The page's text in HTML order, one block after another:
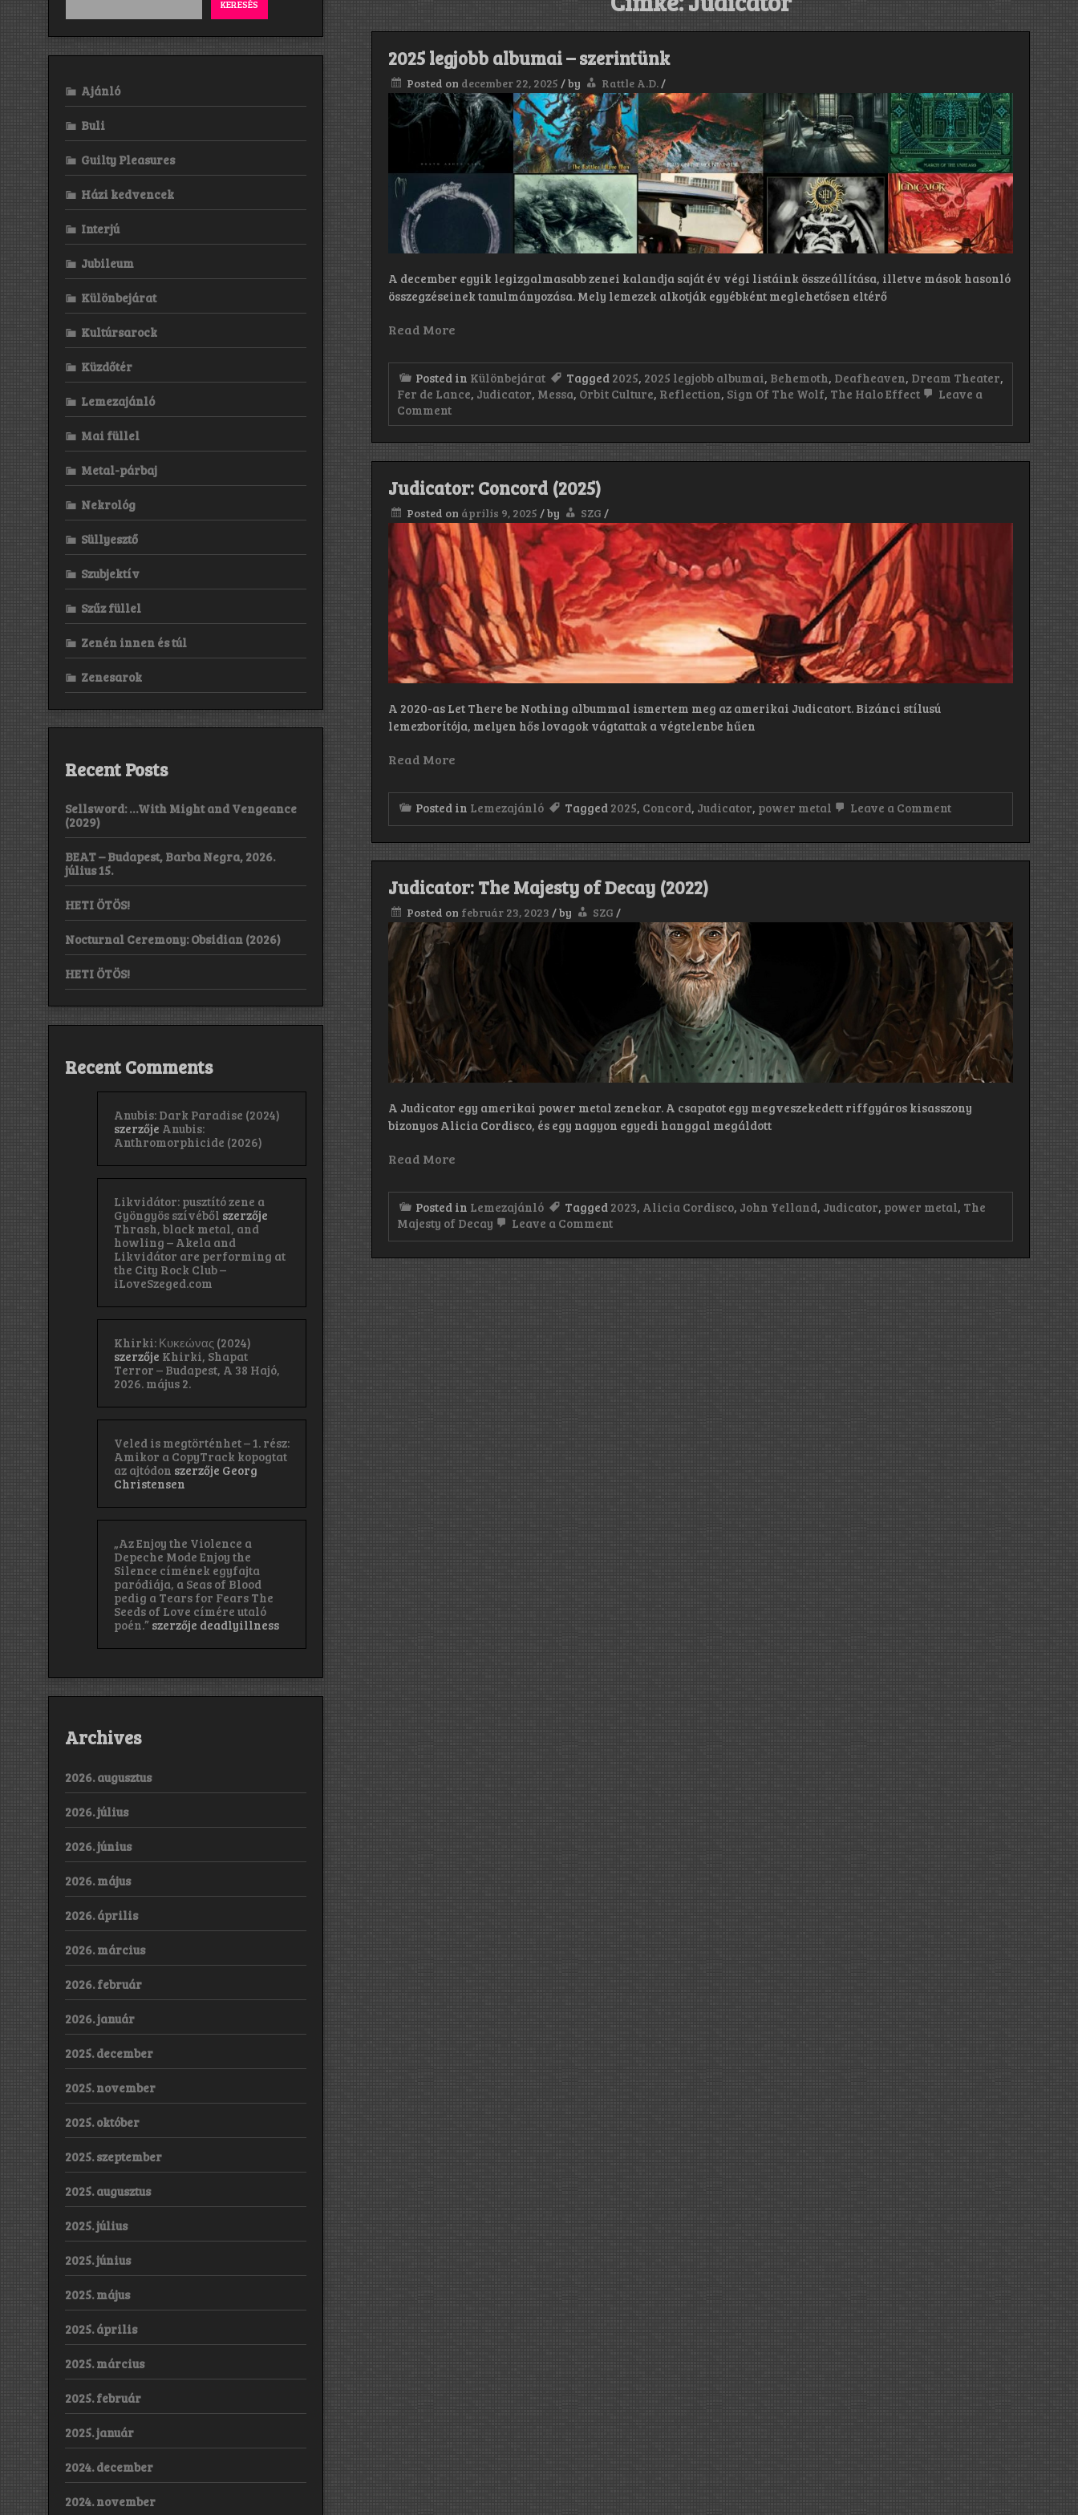
2025 legjobb albumai – szerintünk
Posted on december 22, 2025 /by Rattle A.D./
A december egyik legizgalmasabb zenei kalandja saját év végi listáink összeállítása, illetve mások hasonló
összegzéseinek tanulmányozása. Mely lemezek alkotják egyébként meglehetősen eltérő
Read More
Posted in Különbejárat Tagged 2025, 2025 legjobb albumai, Behemoth, Deafheaven, Dream Theater,
Fer de Lance, Judicator, Messa, Orbit Culture, Reflection, Sign Of The Wolf, The Halo Effect
Leave a
Commenton
2025
–
Judicator: Concord (2025)
Posted on április 9, 2025 /by SZG /
A 2020-as Let There be Nothing albummal ismertem meg az amerikai Judicatort. Bizánci stílusú
lemezborítója, melyen hős lovagok vágtattak a végtelenbe hűen
Read More
Posted in Lemezajánló Tagged 2025, Concord, Judicator, power metal Leave a Commenton
(2025)
Judicator: The Majesty of Decay (2022)
Posted on február 23, 2023 /by SZG /
A Judicator egy amerikai power metal zenekar. A csapatot egy megveszekedett riffgyáros kisasszony
bizonyos Alicia Cordisco, és egy nagyon egyedi hanggal megáldott
Read More
Posted in Lemezajánló Tagged 2023, Alicia Cordisco, John Yelland, Judicator, power metal, The
Majesty of Decay
Leave a Commenton
Majesty
KERESÉS
Ajánló
Buli
Guilty Pleasures
Házi kedvencek
Interjú
Jubileum
Különbejárat
Kultúrsarock
Küzdőtér
Lemezajánló
Mai füllel
Metal-párbaj
Nekrológ
Süllyesztő
Szubjektív
Szűz füllel
Zenén innen és túl
Zenesarok
Recent Posts
Sellsword: …With Might and Vengeance
(2029)
BEAT – Budapest, Barba Negra, 2026.
július 15.
HETI ÖTÖS!
Nocturnal Ceremony: Obsidian (2026)
HETI ÖTÖS!
Recent Comments
Anubis: Dark Paradise (2024)
szerzője Anubis:
Anthromorphicide (2026)
Likvidátor: pusztító zene a
Gyöngyös szívéből szerzője
Thrash, black metal, and
howling – Akela and
Likvidátor are performing at
the City Rock Club –
iLoveSzeged.com
Khirki: Κ​υ​κ​ε​ώ​ν​α​ς (2024)
szerzője Khirki, Shapat
Terror – Budapest, A 38 Hajó,
2026. május 2.
Veled is megtörténhet – 1. rész:
Amikor a CopyTrack kopogtat
az ajtódon szerzője Georg
Christensen
„Az Enjoy the Violence a
Depeche Mode Enjoy the
Silence címének egyfajta
paródiája, a Seas of Blood
pedig a Tears for Fears The
Seeds of Love címére utaló
poén.” szerzője deadlyillness
Archives
2026. augusztus
2026. július
2026. június
2026. május
2026. április
2026. március
2026. február
2026. január
2025. december
2025. november
2025. október
2025. szeptember
2025. augusztus
2025. július
2025. június
2025. május
2025. április
2025. március
2025. február
2025. január
2024. december
2024. november